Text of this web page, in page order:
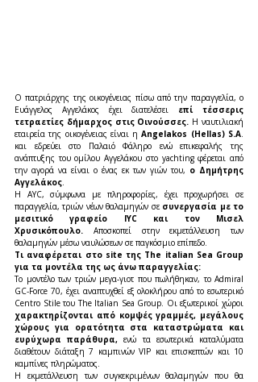
Ο πατριάρχης της οικογένειας πίσω από την παραγγελία, ο
Ευάγγελος Αγγελάκος έχει διατελέσει επί τέσσερις
τετραετίες δήμαρχος στις Οινούσσες. H ναυτιλιακή
εταιρεία της οικογένειας είναι η Angelakos (Hellas) S.A
και εδρεύει στο Παλαιό Φάληρο ενώ επικεφαλής της
ανάπτυξης του ομίλου Αγγελάκου στο yachting φέρεται από
την αγορά να είναι ο ένας εκ των γιών του, ο Δημήτρης
Αγγελάκος
Η AYC, σύμφωνα με πληροφορίες, έχει προχωρήσει σε
παραγγελία, τριών νέων θαλαμηγών σε συνεργασία με το
μεσιτικό γραφείο IYC και τον Μισελ
Χρυσικόπουλο. Αποσκοπεί στην εκμετάλλευση των
θαλαμηγών μέσω ναυλώσεων σε παγκόσμιο επίπεδο.
Τι αναφέρεται στο site της The italian Sea Group
για τα μοντέλα της ως άνω παραγγελίας:
Το μοντέλο των τριών μεγα-γιοτ που πωλήθηκαν, το Admiral
GC-Force 70, έχει αναπτυχθεί εξ ολοκλήρου από το εσωτερικό
χαρακτηρίζονται από κομψές γραμμές, μεγάλους
χώρους για ορατότητα στα καταστρώματα και
ευρύχωρα παράθυρα, ενώ τα εσωτερικά καταλύματα
διαθέτουν διάταξη 7 καμπινών VIP και επισκεπτών και 10
καμπίνες πληρώματος.
Η εκμετάλλευση των συγκεκριμένων θαλαμηγών που θα